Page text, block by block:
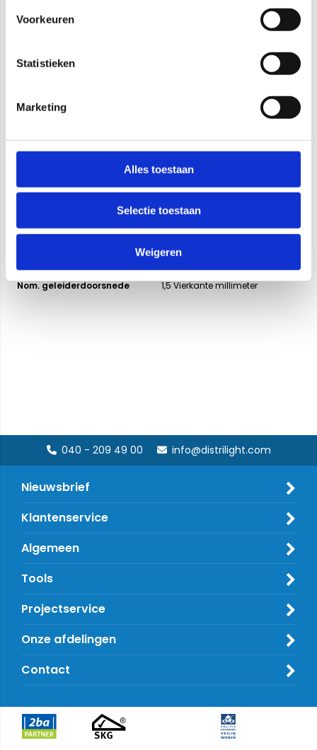
Voorkeuren
Statistieken
Marketing
Alles toestaan
Selectie toestaan
Weigeren
Heeft u na het lezen van bovenstaande informatie nog
vraag door het formulier in te vullen op deze pagina of
mail naar:info@distrilight.com
. U kunt ook bellen naar:
keuze!
EAN Code
*
9030356
Verpakking
Stuk(s)
Nom. geleiderdoorsnede
1,5 Vierkante millimeter
040 - 209 49 00 info@distrilight.com
Nieuwsbrief
Klantenservice
Algemeen
Tools
Projectservice
Onze afdelingen
Contact